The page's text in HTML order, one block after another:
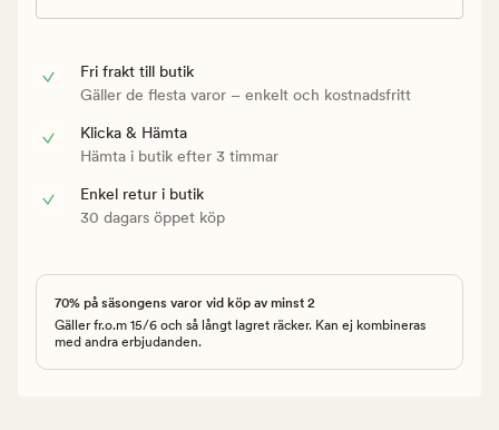
Fri frakt till butik
Gäller de flesta varor – enkelt och kostnadsfritt
Klicka & Hämta
Hämta i butik efter 3 timmar
Enkel retur i butik
30 dagars öppet köp
70% på säsongens varor vid köp av minst 2
Gäller fr.o.m 15/6 och så långt lagret räcker. Kan ej kombineras
med andra erbjudanden.